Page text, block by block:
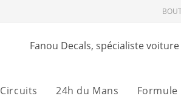
Fanou Decals, spécialiste
Circuits 24h du Mans Formule